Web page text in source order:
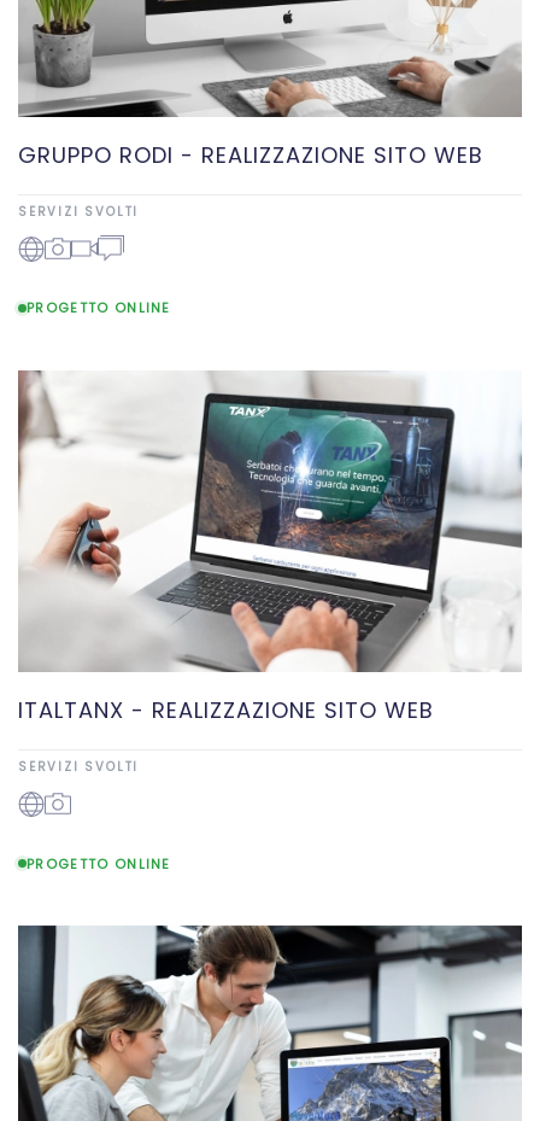
GRUPPO RODI - REALIZZAZIONE SITO WEB
SERVIZI SVOLTI
PROGETTO ONLINE
ITALTANX - REALIZZAZIONE SITO WEB
SERVIZI SVOLTI
PROGETTO ONLINE